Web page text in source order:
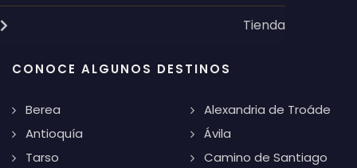
Tienda
CONOCE ALGUNOS DESTINOS
Berea
Antioquía
Tarso
Alexandria de Troáde
Ávila
Camino de Santiago